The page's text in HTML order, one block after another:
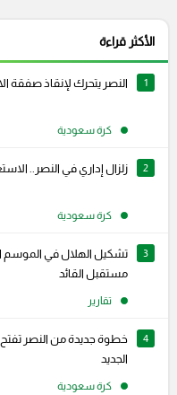
الأكثر قراءة
1 النصر يتحرك لإنقاذ صفقة
كرة سعودية
2 زلزال إداري في النصر..
كرة سعودية
3
تشكيل الهلال في الموسم
مستقبل القائد
تقارير
4
خطوة جديدة من النصر تفتح
الجديد
كرة سعودية